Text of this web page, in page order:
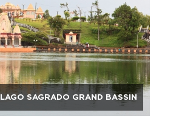
LAGO SAGRADO GRAND BASSIN